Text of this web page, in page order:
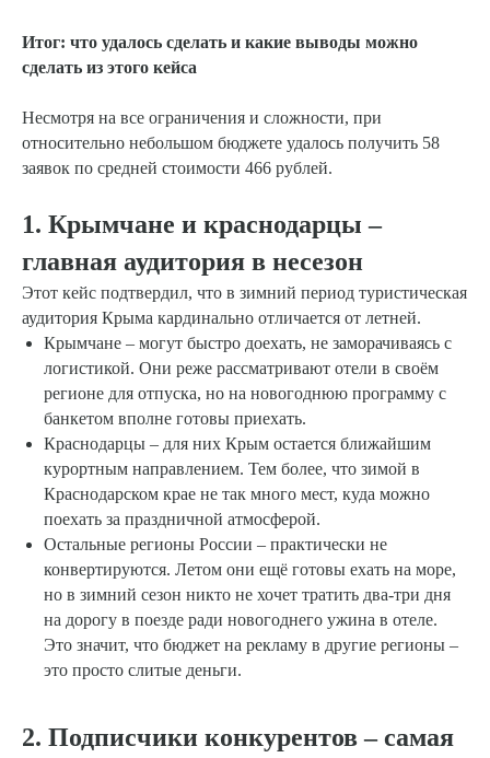
Итог: что удалось сделать и какие выводы можно
сделать из этого кейса
Несмотря на все ограничения и сложности, при
относительно небольшом бюджете удалось получить 58
заявок по средней стоимости 466 рублей.
1. Крымчане и краснодарцы –
главная аудитория в несезон
Этот кейс подтвердил, что в зимний период туристическая
аудитория Крыма кардинально отличается от летней.
Крымчане – могут быстро доехать, не заморачиваясь с
логистикой. Они реже рассматривают отели в своём
регионе для отпуска, но на новогоднюю программу с
банкетом вполне готовы приехать.
Краснодарцы – для них Крым остается ближайшим
курортным направлением. Тем более, что зимой в
Краснодарском крае не так много мест, куда можно
поехать за праздничной атмосферой.
Остальные регионы России – практически не
конвертируются. Летом они ещё готовы ехать на море,
но в зимний сезон никто не хочет тратить два-три дня
на дорогу в поезде ради новогоднего ужина в отеле.
Это значит, что бюджет на рекламу в другие регионы –
это просто слитые деньги.
2. Подписчики конкурентов – самая